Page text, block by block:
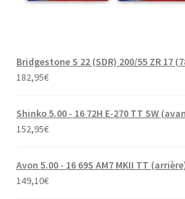
Bridgestone S 22 (SDR) 200/55 ZR 17
182,95€
Shinko 5.00 - 16 72H E-270 TT SW
152,95€
Avon 5.00 - 16 69S AM7 MKII TT
149,10€